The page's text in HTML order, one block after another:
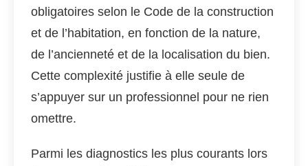
obligatoires selon le Code de la construction
et de l’habitation, en fonction de la nature,
de l’ancienneté et de la localisation du bien.
Cette complexité justifie à elle seule de
s’appuyer sur un professionnel pour ne rien
omettre.
Parmi les diagnostics les plus courants lors